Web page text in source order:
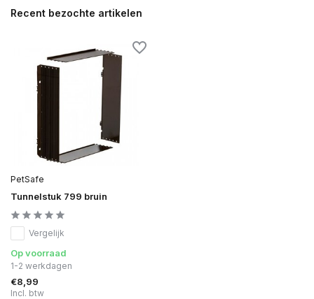
Recent bezochte artikelen
PetSafe
Tunnelstuk 799 bruin
Vergelijk
Op voorraad
1-2 werkdagen
€8,99
Incl. btw